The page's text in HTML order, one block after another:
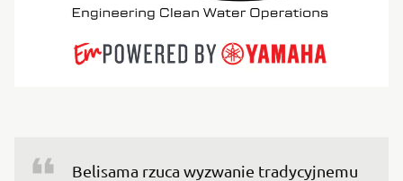
Belisama rzuca wyzwanie tradycyjnemu